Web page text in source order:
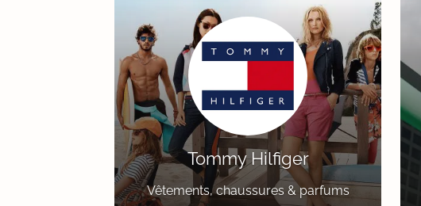
Tommy Hilfiger
Vêtements, chaussures & parfums